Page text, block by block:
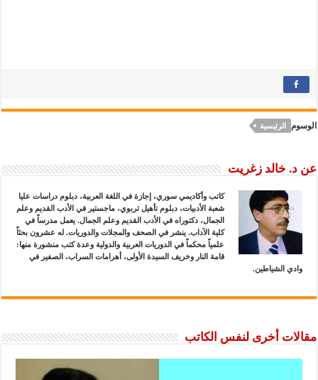
الوسوم الرئيسية
عن د. خالد زغريت
كاتب وأكاديمي سوري، إجازة في اللغة العربية، دبلوم دراسات عليا
شعبة الأدبيات، دبلوم تأهيل تربوي، ماجستير في الأدب القديم وعلم
الجمال، دكتوراه في الأدب القديم وعلم الجمال. يعمل مدرساً في
كلية الآداب. ينشر في الصحف والمجلات والدوريات. له عشرون بحثاً
علمياً محكماً في الدوريات العربية والدولية وعدة كتب منشورة منها:
قامة النار وخريف السيدة الأولى، أهرامات السراب، الصفير في
وادي الشياطين.
مقالات أخرى لنفس الكاتب